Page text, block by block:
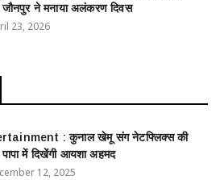
जौनपुर ने मनाया अलंकरण दिवस
23, 2026
: ​​​​कुनाल खेमू संग नेटफ्लिक्स की
में दिखेंगी आयशा अहमद
12, 2025